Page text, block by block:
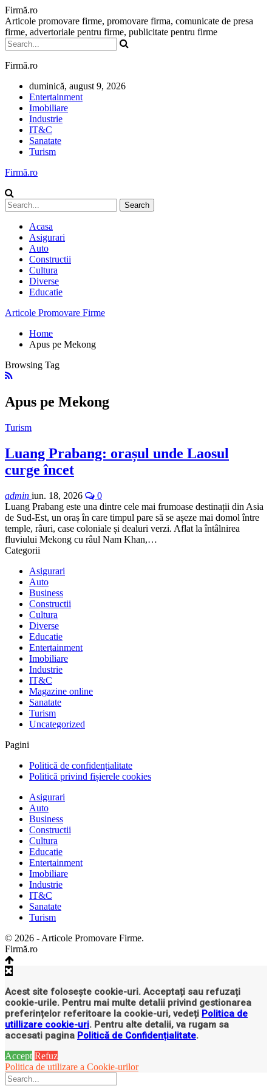
Firmă.ro
Articole promovare firme, promovare firma, comunicate de presa
firme, advertoriale pentru firme, publicitate pentru firme
Firmă.ro
duminică, august 9, 2026
Entertainment
Imobiliare
Industrie
IT&C
Sanatate
Turism
Firmă.ro
Acasa
Asigurari
Auto
Constructii
Cultura
Diverse
Educatie
Articole Promovare Firme
Home
Apus pe Mekong
Browsing Tag
Apus pe Mekong
Turism
Luang Prabang: orașul unde Laosul
curge încet
admin iun. 18, 2026
0
Luang Prabang este una dintre cele mai frumoase destinații din Asia
de Sud-Est, un oraș în care timpul pare să se așeze mai domol între
temple, râuri, case coloniale și dealuri verzi. Aflat la întâlnirea
fluviului Mekong cu râul Nam Khan,…
Categorii
Asigurari
Auto
Business
Constructii
Cultura
Diverse
Educatie
Entertainment
Imobiliare
Industrie
IT&C
Magazine online
Sanatate
Turism
Uncategorized
Pagini
Politică de confidențialitate
Politică privind fișierele cookies
Asigurari
Auto
Business
Constructii
Cultura
Educatie
Entertainment
Imobiliare
Industrie
IT&C
Sanatate
Turism
© 2026 - Articole Promovare Firme.
Firmă.ro
Acest site folosește cookie-uri. Acceptați sau refuzați
cookie-urile. Pentru mai multe detalii privind gestionarea
preferințelor referitoare la cookie-uri, vedeți Politica de
utillizare cookie-uri. Pentru alte detalii, va rugam sa
accesati pagina Politică de Confidențialitate.
Accept Refuz
Politica de utilizare a Cookie-urilor